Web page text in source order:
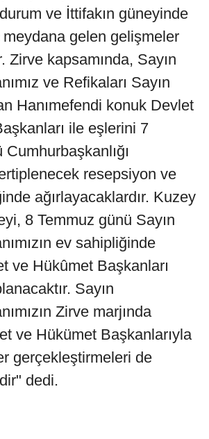
ve İttifakın güneyinde
gelen gelişmeler
Zirve kapsamında, Sayın
ve Refikaları Sayın
Hanımefendi konuk Devlet
ile eşlerini 7
resepsiyon ve
ağırlayacaklardır. Kuzey
8 Temmuz günü Sayın
ev sahipliğinde
ve Hükûmet Başkanları
Sayın
Zirve marjında
ve Hükümet Başkanlarıyla
gerçekleştirmeleri de
dedi.